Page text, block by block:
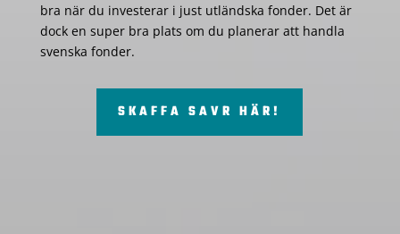
bra när du investerar i just utländska fonder. Det är
dock en super bra plats om du planerar att handla
svenska fonder.
SKAFFA SAVR HÄR!